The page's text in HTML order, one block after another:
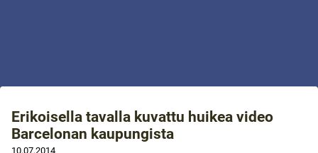
Erikoisella tavalla kuvattu huikea video
Barcelonan kaupungista
10.07.2014